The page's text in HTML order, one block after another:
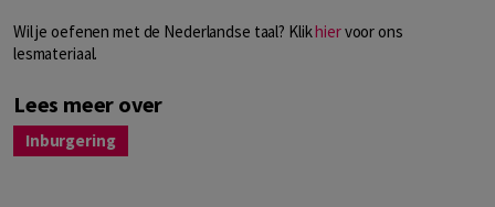
Wil je oefenen met de Nederlandse taal? Klikhiervoor ons
lesmateriaal.
Lees meer over
Inburgering